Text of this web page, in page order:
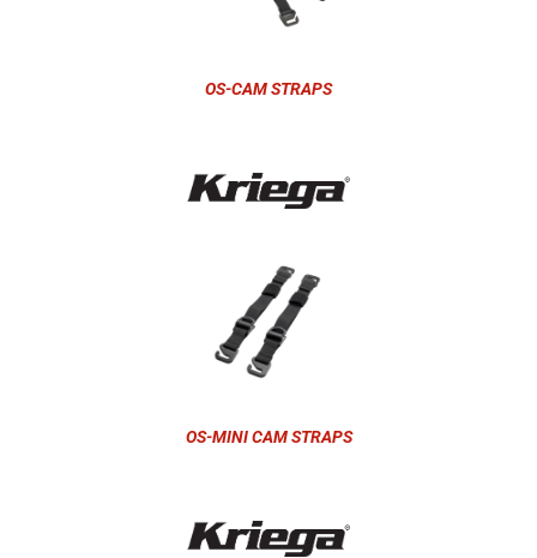
OS-CAM STRAPS
OS-MINI CAM STRAPS